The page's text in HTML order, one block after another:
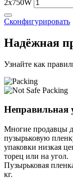
2x750W
Сконфигурировать
Надёжная
Узнайте как
Неправильная
Многие продавцы
пузырьковую
упаковки низкая
торец или на угол.
Пузырьковая
кг.